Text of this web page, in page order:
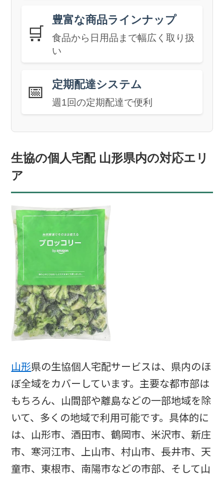
🛒
豊富な商品ラインナップ
食品から日用品まで幅広く取り扱
い
📅 定期配達システム
週1回の定期配達で便利
生協の個人宅配 山形県内の対応エリ
ア
山形県の生協個人宅配サービスは、県内のほ
ぼ全域をカバーしています。主要な都市部は
もちろん、山間部や離島などの一部地域を除
いて、多くの地域で利用可能です。具体的に
は、山形市、酒田市、鶴岡市、米沢市、新庄
市、寒河江市、上山市、村山市、長井市、天
童市、東根市、南陽市などの市部、そして山